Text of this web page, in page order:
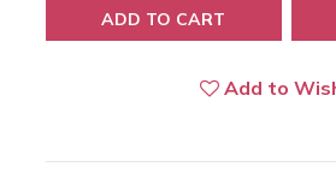
ADD TO CART
Add to